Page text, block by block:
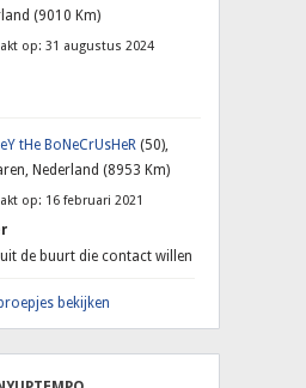
(9010 Km)
op: 31 augustus 2024
tHe BoNeCrUsHeR (50),
Nederland (8953 Km)
op: 16 februari 2021
de buurt die contact willen
bekijken